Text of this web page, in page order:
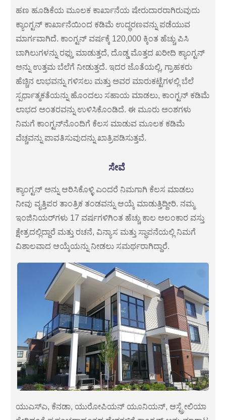
ಹಣ ಹೂಡಿಕೆಯ ಮೂಲಕ ಕಾರ್ಖಾನೆಯ ಷೇರುದಾರರಾಗಿರುವುದು
ಕ್ಯಾಂಗ್ಟನ್ ಕಾರ್ಖಾನೆಯಿಂದ ಕಡಿಮೆ ಉದ್ಧರಣವನ್ನು ಪಡೆಯುವ
ಮಾರ್ಗವಾಗಿದೆ. ಕಾಂಗ್ಟನ್ ವರ್ಷಕ್ಕೆ 120,000 ಕ್ಕಿಂತ ಹೆಚ್ಚು ಪಿಸಿ
ಬಾಗಿಲುಗಳನ್ನು ರಫ್ತು ಮಾಡುತ್ತದೆ, ದೊಡ್ಡ ಮೊತ್ತದ ಖರೀದಿ ಕ್ಯಾಂಗ್ಟನ್
ಅನ್ನು ಉತ್ತಮ ಬೆಲೆಗೆ ನೀಡುತ್ತದೆ. ಇದರ ಜೊತೆಯಲ್ಲಿ, ಗ್ರಾಹಕರು
ಹೆಚ್ಚಿನ ಲಾಭವನ್ನು ಗಳಿಸಲು ಮತ್ತು ಅವರ ಮಾರುಕಟ್ಟೆಗಳಲ್ಲಿ ಬೆಲೆ
ಸ್ಪರ್ಧಾತ್ಮಕತೆಯನ್ನು ಹೊಂದಲು ಸಹಾಯ ಮಾಡಲು, ಕಾಂಗ್ಟನ್ ಕಡಿಮೆ
ಲಾಭದ ಅಂತರವನ್ನು ಉಳಿಸಿಕೊಂಡಿದೆ. ಈ ಮೂರು ಅಂಶಗಳು
ನಿಮಗೆ ಕಾಂಗ್ಟನ್‌ನೊಂದಿಗೆ ಕೆಲಸ ಮಾಡುವ ಮೂಲಕ ಕಡಿಮೆ
ವೆಚ್ಚವನ್ನು ಪಾವತಿಸುವುದನ್ನು ಖಾತ್ರಿಪಡಿಸುತ್ತವೆ.
ಸೇವೆ
ಕ್ಯಾಂಗ್ಟನ್ ಅನ್ನು ಆರಿಸಿಕೊಳ್ಳಿ ಎಂದರೆ ನಿಮಗಾಗಿ ಕೆಲಸ ಮಾಡಲು
ನೀವು ವೃತ್ತಿಪರ ತಾಂತ್ರಿಕ ತಂಡವನ್ನು ಆಯ್ಕೆ ಮಾಡುತ್ತಿದ್ದೀರಿ. ನಮ್ಮ
ಇಂಜಿನಿಯರ್‌ಗಳು 17 ವರ್ಷಗಳಿಗಿಂತ ಹೆಚ್ಚು ಕಾಲ ಅಲಂಕಾರ ವಸ್ತು
ಕ್ಷೇತ್ರದಲ್ಲಿದ್ದಾರೆ ಮತ್ತು ರಚನೆ, ವಿನ್ಯಾಸ ಮತ್ತು ಸ್ಥಾಪನೆಯಲ್ಲಿ ನಿಮಗೆ
ವಿಶಾಲವಾದ ಆಯ್ಕೆಯನ್ನು ನೀಡಲು ಸಮರ್ಥರಾಗಿದ್ದಾರೆ.
ಯುಎಸ್ಎ, ಕೆನಡಾ, ಯುರೋಪಿಯನ್ ಯೂನಿಯನ್, ಆಸ್ಟ್ರೇಲಿಯಾ